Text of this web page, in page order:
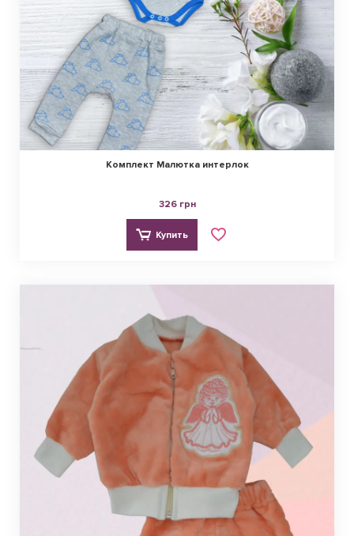
Комплект Малютка интерлок
326 грн
Купить